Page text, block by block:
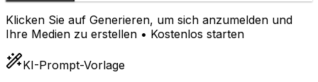
Klicken Sie auf Generieren, um sich anzumelden und
Ihre Medien zu erstellen • Kostenlos starten
KI-Prompt-Vorlage